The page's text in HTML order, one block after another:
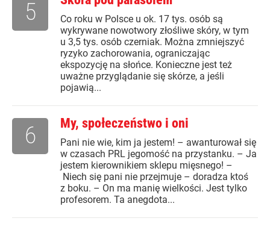
Co roku w Polsce u ok. 17 tys. osób są
wykrywane nowotwory złośliwe skóry, w tym
u 3,5 tys. osób czerniak. Można zmniejszyć
ryzyko zachorowania, ograniczając
ekspozycję na słońce. Konieczne jest też
uważne przyglądanie się skórze, a jeśli
pojawią...
5
My, społeczeństwo i oni
Pani nie wie, kim ja jestem! – awanturował się
w czasach PRL jegomość na przystanku. – Ja
jestem kierownikiem sklepu mięsnego! –
Niech się pani nie przejmuje – doradza ktoś
z boku. – On ma manię wielkości. Jest tylko
profesorem. Ta anegdota...
6